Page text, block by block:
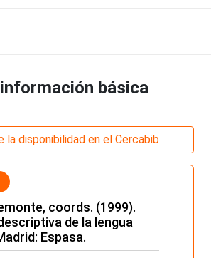
básica
la disponibilidad en el Cercabib
coords. (1999).
de la lengua
Espasa.